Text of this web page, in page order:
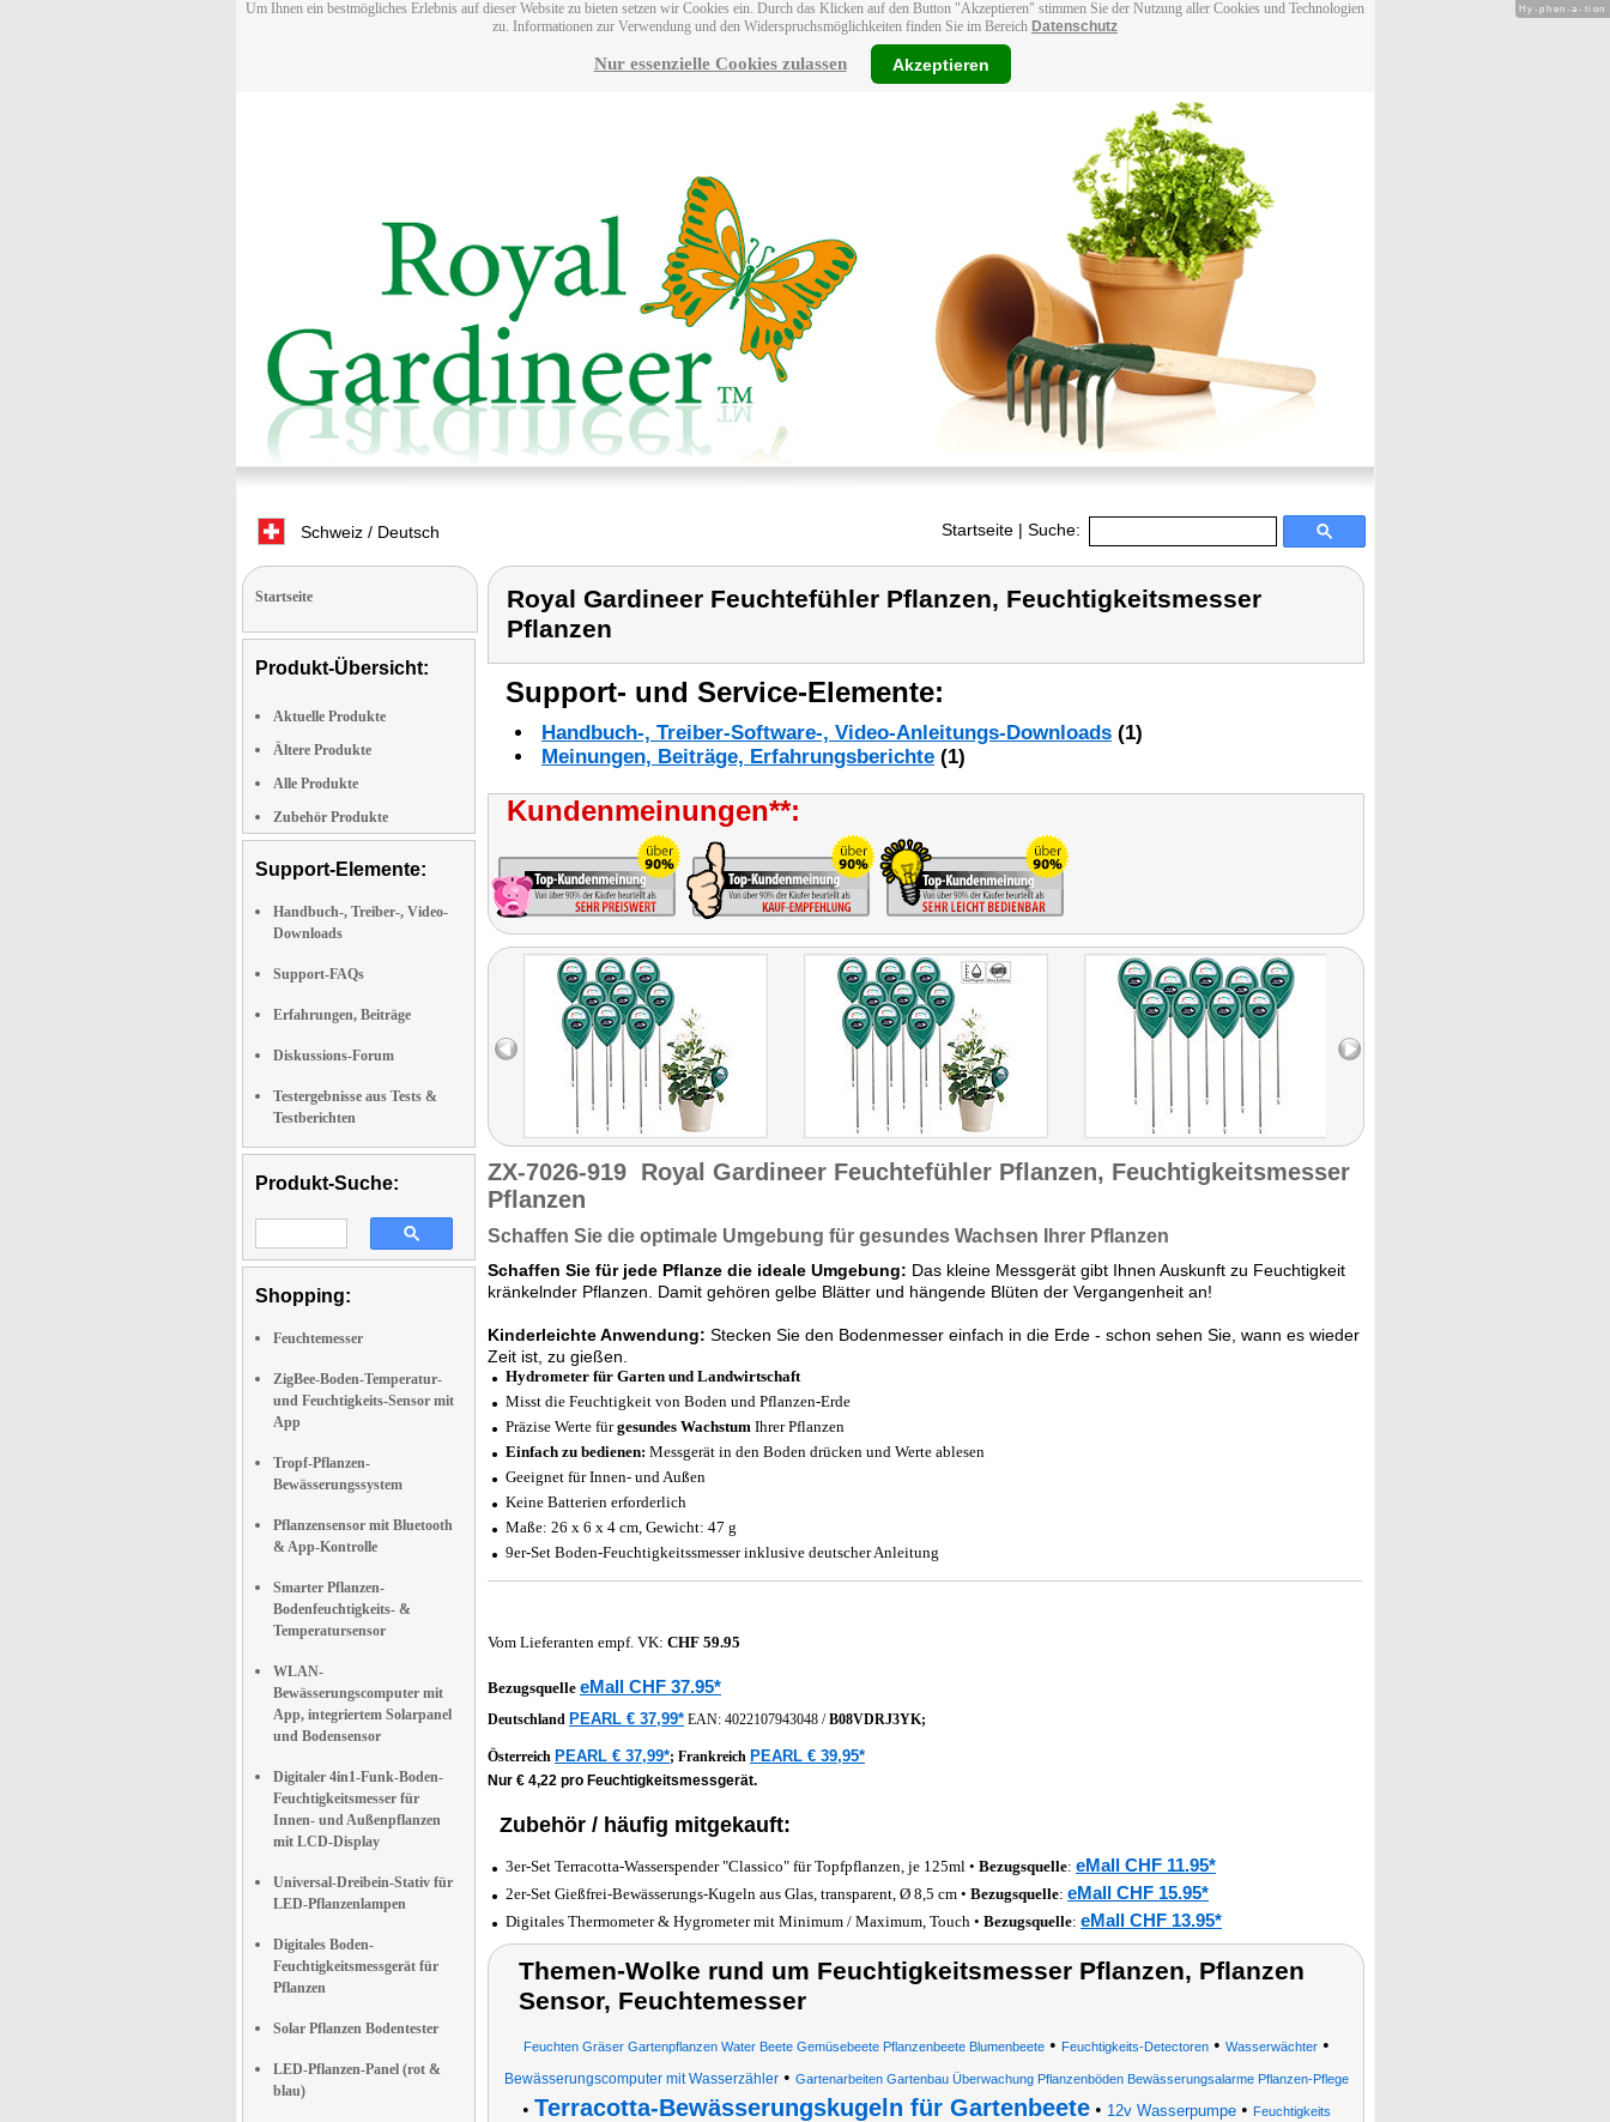
Um Ihnen ein bestmögliches Erlebnis auf dieser Website zu bieten setzen wir Cookies ein. Durch das Klicken auf den Button "Akzeptieren" stimmen Sie der Nutzung aller Cookies und Technologien
zu. Informationen zur Verwendung und den Widerspruchsmöglichkeiten finden Sie im Bereich Datenschutz
Nur essenzielle Cookies zulassen Akzeptieren
Schweiz / Deutsch Startseite | Suche:
Startseite
Produkt-Übersicht:
Aktuelle Produkte
Ältere Produkte
Alle Produkte
Zubehör Produkte
Support-Elemente:
Handbuch-, Treiber-, Video-
Downloads
Support-FAQs
Erfahrungen, Beiträge
Diskussions-Forum
Testergebnisse aus Tests &
Testberichten
Produkt-Suche:
Shopping:
Feuchtemesser
ZigBee-Boden-Temperatur-
und Feuchtigkeits-Sensor mit
App
Tropf-Pflanzen-
Bewässerungssystem
Pflanzensensor mit Bluetooth
& App-Kontrolle
Smarter Pflanzen-
Bodenfeuchtigkeits- &
Temperatursensor
WLAN-
Bewässerungscomputer mit
App, integriertem Solarpanel
und Bodensensor
Digitaler 4in1-Funk-Boden-
Feuchtigkeitsmesser für
Innen- und Außenpflanzen
mit LCD-Display
Universal-Dreibein-Stativ für
LED-Pflanzenlampen
Digitales Boden-
Feuchtigkeitsmessgerät für
Pflanzen
Solar Pflanzen Bodentester
LED-Pflanzen-Panel (rot &
blau)
Royal Gardineer Feuchtefühler Pflanzen, Feuchtigkeitsmesser
Pflanzen
Support- und Service-Elemente:
Handbuch-, Treiber-Software-, Video-Anleitungs-Downloads (1)
Meinungen, Beiträge, Erfahrungsberichte (1)
Kundenmeinungen**:
ZX-7026-919 Royal Gardineer Feuchtefühler Pflanzen, Feuchtigkeitsmesser
Pflanzen
Schaffen Sie die optimale Umgebung für gesundes Wachsen Ihrer Pflanzen
Schaffen Sie für jede Pflanze die ideale Umgebung: Das kleine Messgerät gibt Ihnen Auskunft zu Feuchtigkeit
kränkelnder Pflanzen. Damit gehören gelbe Blätter und hängende Blüten der Vergangenheit an!
Kinderleichte Anwendung: Stecken Sie den Bodenmesser einfach in die Erde - schon sehen Sie, wann es wieder
Zeit ist, zu gießen.
Hydrometer für Garten und Landwirtschaft
Misst die Feuchtigkeit von Boden und Pflanzen-Erde
Präzise Werte fürgesundes Wachstum Ihrer Pflanzen
Einfach zu bedienen: Messgerät in den Boden drücken und Werte ablesen
Geeignet für Innen- und Außen
Keine Batterien erforderlich
Maße: 26 x 6 x 4 cm, Gewicht: 47 g
9er-Set Boden-Feuchtigkeitssmesser inklusive deutscher Anleitung
Vom Lieferanten empf. VK: CHF 59.95
Bezugsquelle eMall CHF 37.95*
Deutschland PEARL € 37,99* EAN: 4022107943048 /B08VDRJ3YK;
Österreich PEARL € 37,99*; Frankreich PEARL € 39,95*
Nur € 4,22 pro Feuchtigkeitsmessgerät.
Zubehör / häufig mitgekauft:
3er-Set Terracotta-Wasserspender "Classico" für Topfpflanzen, je 125ml • Bezugsquelle: eMall CHF 11.95*
2er-Set Gießfrei-Bewässerungs-Kugeln aus Glas, transparent, Ø 8,5 cm • Bezugsquelle: eMall CHF 15.95*
Digitales Thermometer & Hygrometer mit Minimum / Maximum, Touch • Bezugsquelle: eMall CHF 13.95*
Themen-Wolke rund um Feuchtigkeitsmesser Pflanzen, Pflanzen
Sensor, Feuchtemesser
Feuchten Gräser Gartenpflanzen Water Beete Gemüsebeete Pflanzenbeete Blumenbeete• Feuchtigkeits-Detectoren• Wasserwächter•
Bewässerungscomputer mit Wasserzähler• Gartenarbeiten Gartenbau Überwachung Pflanzenböden Bewässerungsalarme Pflanzen-Pflege
• Terracotta-Bewässerungskugeln für Gartenbeete• 12v Wasserpumpe• Feuchtigkeits
Hy-phen-a-tion